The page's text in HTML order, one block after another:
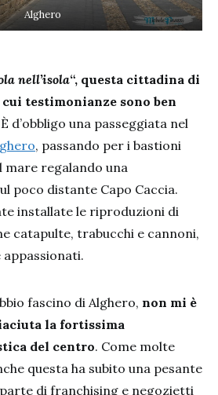
Alghero
nell’isola“, questa cittadina di
testimonianze sono ben
d’obbligo una passeggiata nel
, passando per i bastioni
mare regalando una
poco distante Capo Caccia.
installate le riproduzioni di
catapulte, trabucchi e cannoni,
appassionati.
fascino di Alghero, non mi è
la fortissima
del centro. Come molte
questa ha subito una pesante
di franchising e negozietti